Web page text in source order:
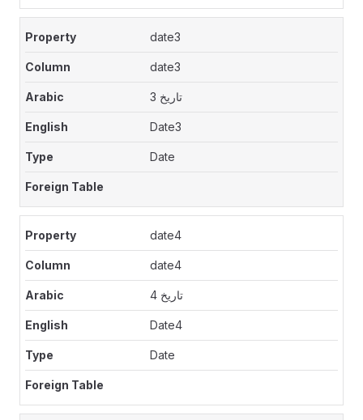
date3
date3
تاريخ 3
Date3
Date
date4
date4
تاريخ 4
Date4
Date